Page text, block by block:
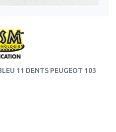
11 DENTS PEUGEOT 103